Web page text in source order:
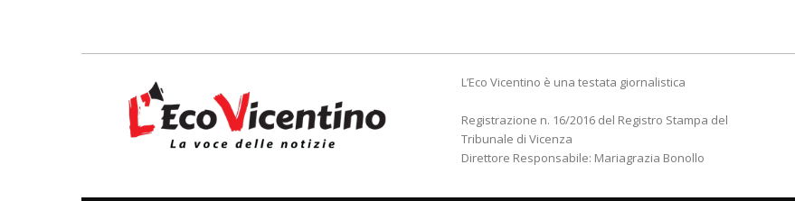
L’Eco Vicentino è una testata giornalistica
Registrazione n. 16/2016 del Registro Stampa del
Tribunale di Vicenza
Direttore Responsabile: Mariagrazia Bonollo